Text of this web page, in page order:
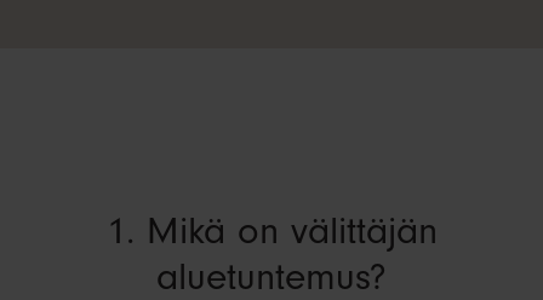
1. Mikä on välittäjän
aluetuntemus?